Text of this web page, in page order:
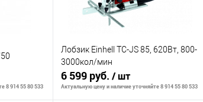
8 914 55 80 533
Лобзик Einhell TC-JS 85, 620Вт, 800-
3000кол/мин
6 599 руб. / шт
Актуальную цену и наличие уточняйте 8 914 55 80 533